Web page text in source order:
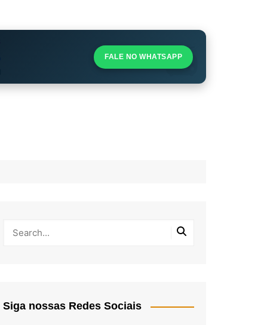
FALE NO WHATSAPP
Siga nossas Redes Sociais